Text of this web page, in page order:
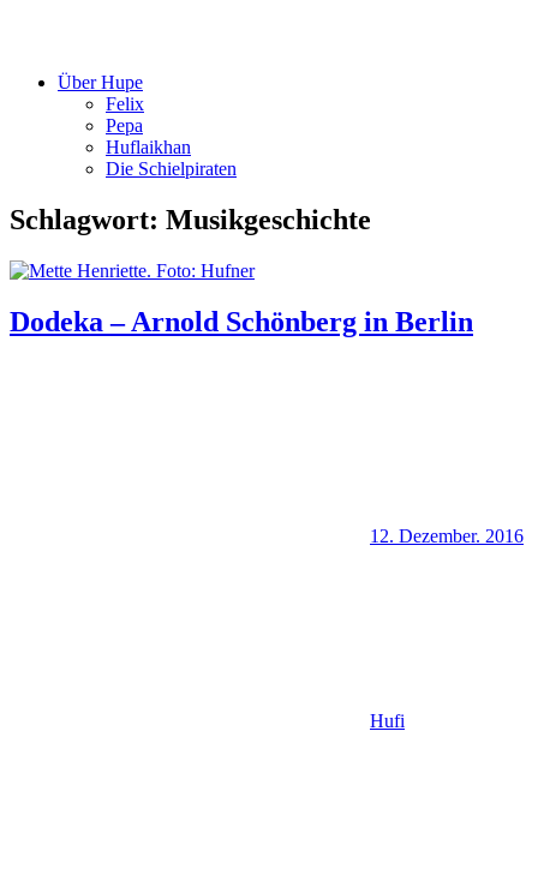
Über Hupe
Felix
Pepa
Huflaikhan
Die Schielpiraten
Schlagwort: Musikgeschichte
Dodeka – Arnold Schönberg in Berlin
12. Dezember. 2016
Hufi